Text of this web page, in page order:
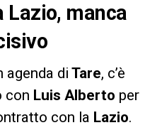
Lazio, manca
agenda di Tare, c’è
con Luis Alberto per
con la Lazio.